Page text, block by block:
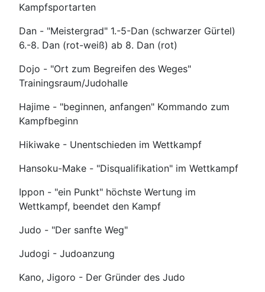
Kampfsportarten
Dan - "Meistergrad" 1.-5-Dan (schwarzer Gürtel)
6.-8. Dan (rot-weiß) ab 8. Dan (rot)
Dojo - "Ort zum Begreifen des Weges"
Trainingsraum/Judohalle
Hajime - "beginnen, anfangen" Kommando zum
Kampfbeginn
Hikiwake - Unentschieden im Wettkampf
Hansoku-Make - "Disqualifikation" im Wettkampf
Ippon - "ein Punkt" höchste Wertung im
Wettkampf, beendet den Kampf
Judo - "Der sanfte Weg"
Judogi - Judoanzung
Kano, Jigoro - Der Gründer des Judo